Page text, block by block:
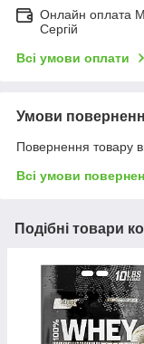
Онлайн оплата
Сергій
Всі умови оплати
Умови
Повернення товару
Всі умови
Подібні товари